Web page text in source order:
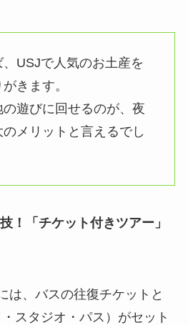
USJで人気のお土産を
きます。
遊びに回せるのが、夜
メリットと言えるでし
！「チケット付きツアー」
は、バスの往復チケットと
スタジオ・パス）がセット